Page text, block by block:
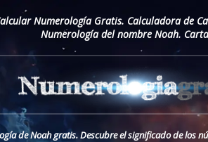
Numerología Gratis. Calculadora de
Numerología del nombre Noah.
de Noah gratis. Descubre el significado de los